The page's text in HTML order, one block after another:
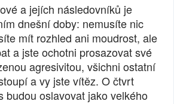
a jejích následovníků je
dnešní doby: nemusíte nic
mít rozhled ani moudrost, ale
a jste ochotni prosazovat své
agresivitou, všichni ostatní
a vy jste vítěz. O čtvrt
budou oslavovat jako velkého